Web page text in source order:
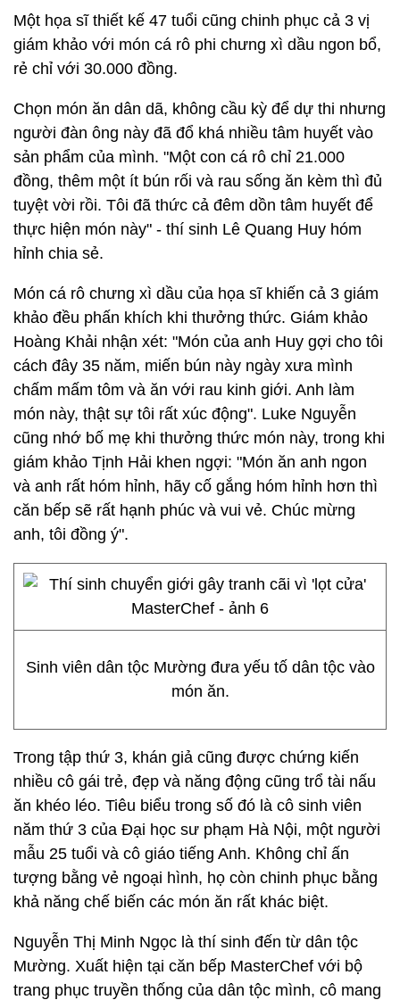
Một họa sĩ thiết kế 47 tuổi cũng chinh phục cả 3 vị
giám khảo với món cá rô phi chưng xì dầu ngon bổ,
rẻ chỉ với 30.000 đồng.
Chọn món ăn dân dã, không cầu kỳ để dự thi nhưng
người đàn ông này đã đổ khá nhiều tâm huyết vào
sản phẩm của mình. "Một con cá rô chỉ 21.000
đồng, thêm một ít bún rối và rau sống ăn kèm thì đủ
tuyệt vời rồi. Tôi đã thức cả đêm dồn tâm huyết để
thực hiện món này" - thí sinh Lê Quang Huy hóm
hỉnh chia sẻ.
Món cá rô chưng xì dầu của họa sĩ khiến cả 3 giám
khảo đều phấn khích khi thưởng thức. Giám khảo
Hoàng Khải nhận xét: "Món của anh Huy gợi cho tôi
cách đây 35 năm, miến bún này ngày xưa mình
chấm mấm tôm và ăn với rau kinh giới. Anh làm
món này, thật sự tôi rất xúc động". Luke Nguyễn
cũng nhớ bố mẹ khi thưởng thức món này, trong khi
giám khảo Tịnh Hải khen ngợi: "Món ăn anh ngon
và anh rất hóm hỉnh, hãy cố gắng hóm hỉnh hơn thì
căn bếp sẽ rất hạnh phúc và vui vẻ. Chúc mừng
anh, tôi đồng ý".
Sinh viên dân tộc Mường đưa yếu tố dân tộc vào
món ăn.
Trong tập thứ 3, khán giả cũng được chứng kiến
nhiều cô gái trẻ, đẹp và năng động cũng trổ tài nấu
ăn khéo léo. Tiêu biểu trong số đó là cô sinh viên
năm thứ 3 của Đại học sư phạm Hà Nội, một người
mẫu 25 tuổi và cô giáo tiếng Anh. Không chỉ ấn
tượng bằng vẻ ngoại hình, họ còn chinh phục bằng
khả năng chế biến các món ăn rất khác biệt.
Nguyễn Thị Minh Ngọc là thí sinh đến từ dân tộc
Mường. Xuất hiện tại căn bếp MasterChef với bộ
trang phục truyền thống của dân tộc mình, cô mang